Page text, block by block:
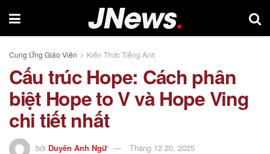
Cung Ứng Giáo Viên Kiến Thức Tiếng Anh
Cấu trúc Hope: Cách phân
biệt Hope to V và Hope Ving
chi tiết nhất
bởi Duyên Anh Ngữ Tháng 12 20, 2025